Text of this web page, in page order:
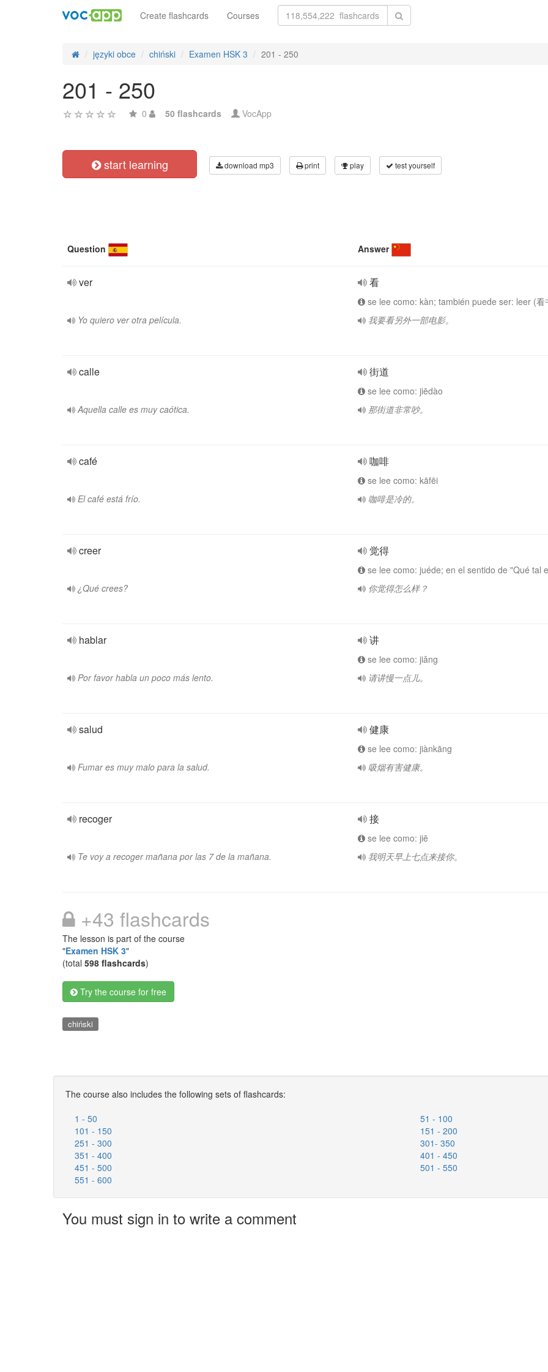
Create flashcards Courses
języki obce chiński Examen HSK 3 201 - 250
201 - 250
0 50 flashcards VocApp
start learning download mp3 print play test yourself
Question Answer
ver
Yo quiero ver otra película.
看
se lee como: kàn; también puede ser: leer (看
我要看另外一部电影。
calle
Aquella calle es muy caótica.
街道
se lee como: jiēdào
那街道非常吵。
café
El café está frío.
咖啡
se lee como: kāfēi
咖啡是冷的。
creer
¿Qué crees?
觉得
se lee como: juéde; en el sentido de "Qué tal
你觉得怎么样？
hablar
Por favor habla un poco más lento.
讲
se lee como: jiǎng
请讲慢一点儿。
salud
Fumar es muy malo para la salud.
健康
se lee como: jiànkāng
吸烟有害健康。
recoger
Te voy a recoger mañana por las 7 de la mañana.
接
se lee como: jiē
我明天早上七点来接你。
+43 flashcards
The lesson is part of the course
"Examen HSK 3"
(total 598 flashcards)
Try the course for free
chiński
The course also includes the following sets of flashcards:
1 - 50
51 - 100
101 - 150
151 - 200
251 - 300
301- 350
351 - 400
401 - 450
451 - 500
501 - 550
551 - 600
You must sign in to write a comment